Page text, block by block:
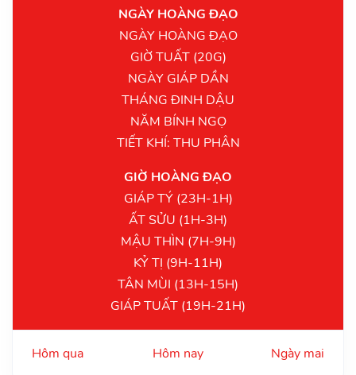
NGÀY HOÀNG ĐẠO
NGÀY HOÀNG ĐẠO
GIỜ TUẤT (20G)
NGÀY GIÁP DẦN
THÁNG ĐINH DẬU
NĂM BÍNH NGỌ
TIẾT KHÍ: THU PHÂN
GIỜ HOÀNG ĐẠO
GIÁP TÝ (23H-1H)
ẤT SỬU (1H-3H)
MẬU THÌN (7H-9H)
KỶ TỊ (9H-11H)
TÂN MÙI (13H-15H)
GIÁP TUẤT (19H-21H)
Hôm qua Hôm nay Ngày mai